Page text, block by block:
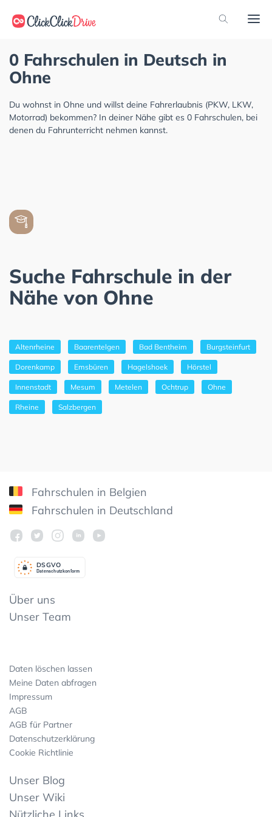
0 Fahrschulen in Deutsch in
Ohne
Du wohnst in Ohne und willst deine Fahrerlaubnis (PKW, LKW,
Motorrad) bekommen? In deiner Nähe gibt es 0 Fahrschulen, bei
denen du Fahrunterricht nehmen kannst.
Suche Fahrschule in der
Nähe von Ohne
Altenrheine Baarentelgen Bad Bentheim Burgsteinfurt
Dorenkamp Emsbüren Hagelshoek Hörstel
Innenstadt Mesum Metelen Ochtrup Ohne
Rheine Salzbergen
Fahrschulen in Belgien
Fahrschulen in Deutschland
Datenschutzkonform
DSGVO
Über uns
Unser Team
Daten löschen lassen
Meine Daten abfragen
Impressum
AGB
AGB für Partner
Datenschutzerklärung
Cookie Richtlinie
Unser Blog
Unser Wiki